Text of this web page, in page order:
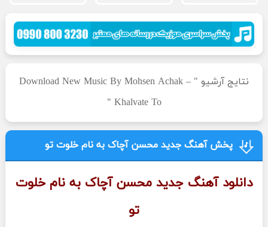
نتایج آرشیو " Download New Music By Mohsen Achak –
Khalvate To "
پخش آهنگ جدید محسن آچاک به نام خلوت تو
دانلود آهنگ جدید محسن آچاک به نامخلوت
تو